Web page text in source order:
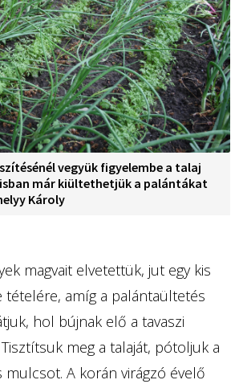
vegyük figyelembe a talaj
már kiültethetjük a palántákat
Károly
magvait elvetettük, jut egy kis
amíg a palántaültetés
hol bújnak elő a tavaszi
Tisztítsuk meg a talaját, pótoljuk a
mulcsot. A korán virágzó évelő